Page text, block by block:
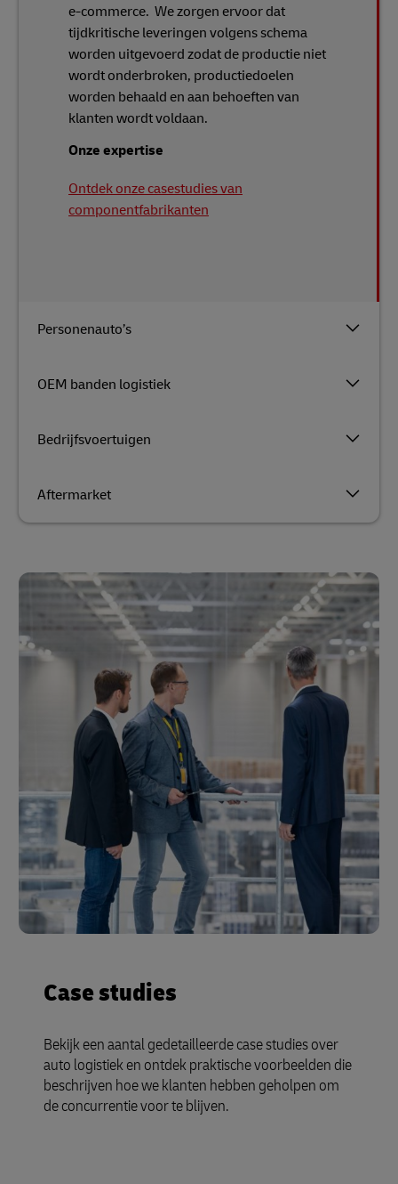
Personenauto’s
OEM banden logistiek
Bedrijfsvoertuigen
Aftermarket
e-commerce. We zorgen ervoor dat
tijdkritische leveringen volgens schema
worden uitgevoerd zodat de productie niet
wordt onderbroken, productiedoelen
worden behaald en aan behoeften van
klanten wordt voldaan.
Onze expertise
Ontdek onze casestudies van
componentfabrikanten
Case studies
Bekijk een aantal gedetailleerde case studies over
auto logistiek en ontdek praktische voorbeelden die
beschrijven hoe we klanten hebben geholpen om
de concurrentie voor te blijven.